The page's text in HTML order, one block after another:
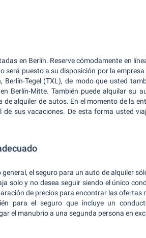
en Berlín. Reserve cómodamente en
puesto a su disposición por la
Berlín-Tegel (TXL), de modo que usted
Berlín-Mitte. También puede alquilar su
alquiler de autos. En el momento de la
sus vacaciones. De esta forma usted
general, el seguro para un auto de alquiler
solo y no desea seguir siendo el único
de precios para encontrar las ofertas
para el seguro que incluye un
el manubrio a una segunda persona en